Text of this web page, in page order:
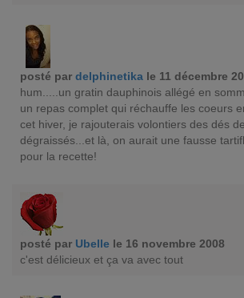
posté par delphinetika le 11 décembre
hum.....un gratin dauphinois allégé en
un repas complet qui réchauffe les coeurs
cet hiver, je rajouterais volontiers des dés
dégraissés...et là, on aurait une fausse
pour la recette!
posté par Ubelle le 16 novembre 2008
c'est délicieux et ça va avec tout